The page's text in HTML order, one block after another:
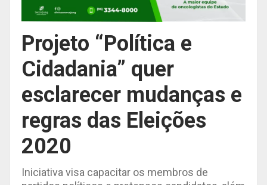
Projeto “Política e
Cidadania” quer
esclarecer mudanças e
regras das Eleições
2020
Iniciativa visa capacitar os membros de